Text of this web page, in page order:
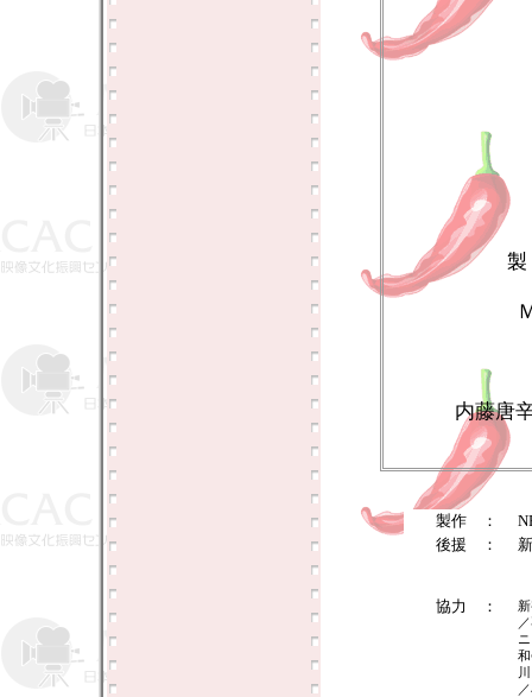
製
内藤唐
製作 ：
後援 ：
協力 ：